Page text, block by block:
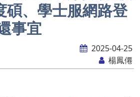
碩、學士服網路登
事宜
2025-04-25
楊鳳僊